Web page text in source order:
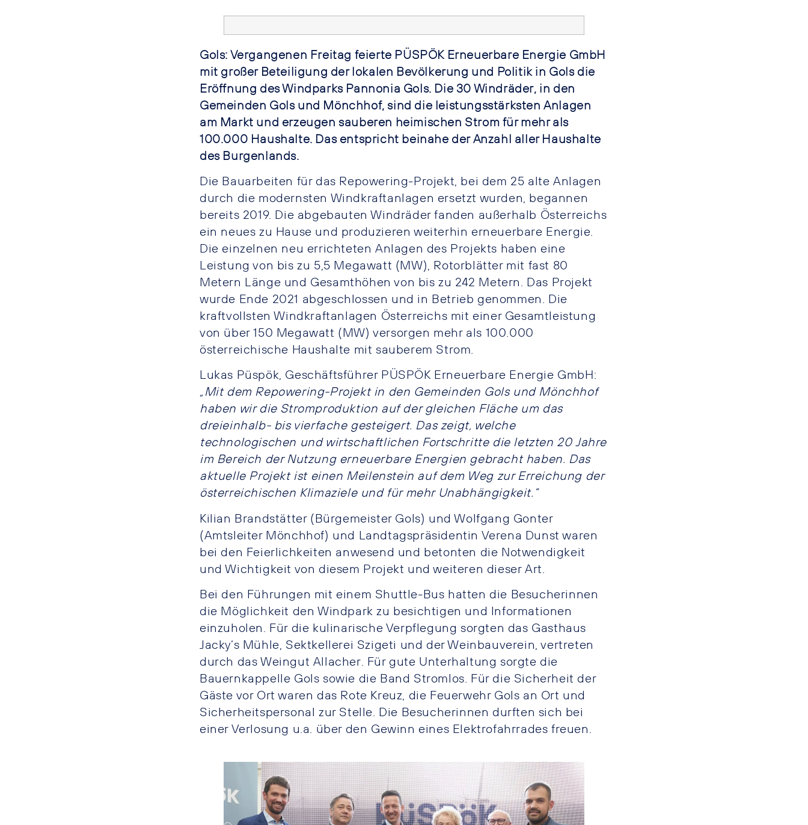
Gols: Vergangenen Freitag feierte PÜSPÖK Erneuerbare Energie GmbH
mit großer Beteiligung der lokalen Bevölkerung und Politik in Gols die
Eröffnung des Windparks Pannonia Gols. Die 30 Windräder, in den
Gemeinden Gols und Mönchhof, sind die leistungsstärksten Anlagen
am Markt und erzeugen sauberen heimischen Strom für mehr als
100.000 Haushalte. Das entspricht beinahe der Anzahl aller Haushalte
des Burgenlands.
Die Bauarbeiten für das Repowering-Projekt, bei dem 25 alte Anlagen
durch die modernsten Windkraftanlagen ersetzt wurden, begannen
bereits 2019. Die abgebauten Windräder fanden außerhalb Österreichs
ein neues zu Hause und produzieren weiterhin erneuerbare Energie.
Die einzelnen neu errichteten Anlagen des Projekts haben eine
Leistung von bis zu 5,5 Megawatt (MW), Rotorblätter mit fast 80
Metern Länge und Gesamthöhen von bis zu 242 Metern. Das Projekt
wurde Ende 2021 abgeschlossen und in Betrieb genommen. Die
kraftvollsten Windkraftanlagen Österreichs mit einer Gesamtleistung
von über 150 Megawatt (MW) versorgen mehr als 100.000
österreichische Haushalte mit sauberem Strom.
Lukas Püspök, Geschäftsführer PÜSPÖK Erneuerbare Energie GmbH:
„Mit dem Repowering-Projekt in den Gemeinden Gols und Mönchhof
haben wir die Stromproduktion auf der gleichen Fläche um das
dreieinhalb- bis vierfache gesteigert. Das zeigt, welche
technologischen und wirtschaftlichen Fortschritte die letzten 20 Jahre
im Bereich der Nutzung erneuerbare Energien gebracht haben. Das
aktuelle Projekt ist einen Meilenstein auf dem Weg zur Erreichung der
österreichischen Klimaziele und für mehr Unabhängigkeit.“
Kilian Brandstätter (Bürgemeister Gols) und Wolfgang Gonter
(Amtsleiter Mönchhof) und Landtagspräsidentin Verena Dunst waren
bei den Feierlichkeiten anwesend und betonten die Notwendigkeit
und Wichtigkeit von diesem Projekt und weiteren dieser Art.
Bei den Führungen mit einem Shuttle-Bus hatten die Besucherinnen
die Möglichkeit den Windpark zu besichtigen und Informationen
einzuholen. Für die kulinarische Verpflegung sorgten das Gasthaus
Jacky‘s Mühle, Sektkellerei Szigeti und der Weinbauverein, vertreten
durch das Weingut Allacher. Für gute Unterhaltung sorgte die
Bauernkappelle Gols sowie die Band Stromlos. Für die Sicherheit der
Gäste vor Ort waren das Rote Kreuz, die Feuerwehr Gols an Ort und
Sicherheitspersonal zur Stelle. Die Besucherinnen durften sich bei
einer Verlosung u.a. über den Gewinn eines Elektrofahrrades freuen.